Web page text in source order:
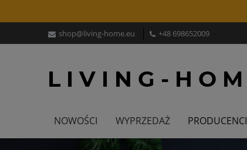
shop@living-home.eu +48 698652009
NOWOŚCI WYPRZEDAŻ PRODUCENCI